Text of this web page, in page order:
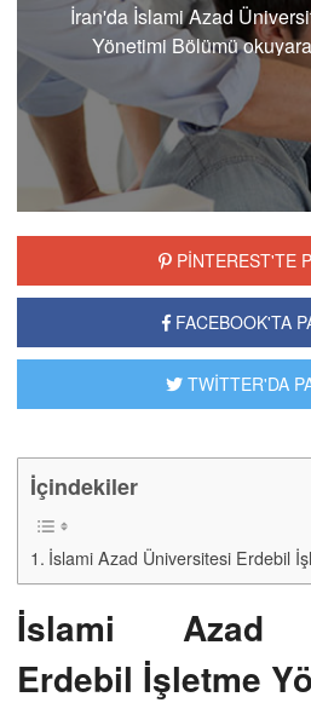
İran'da İslami Azad
Yönetimi Bölümü
verebilir kendinizi
öğrencilik...
PİNTEREST'TE
FACEBOOK'TA
TWİTTER'DA
İçindekiler
İslami Azad Üniversitesi Erdebil
İslami Azad
Erdebil İşletme